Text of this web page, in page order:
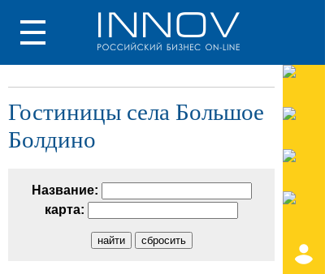
Гостиницы села Большое
Болдино
Название:
карта: